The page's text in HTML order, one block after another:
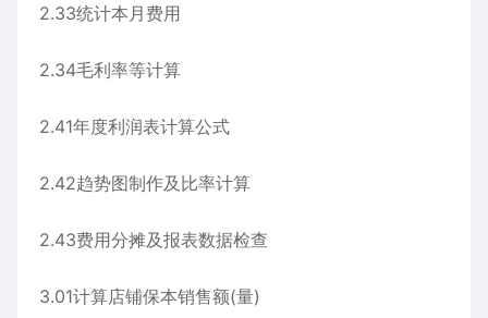
2.33统计本月费用
2.34毛利率等计算
2.41年度利润表计算公式
2.42趋势图制作及比率计算
2.43费用分摊及报表数据检查
3.01计算店铺保本销售额(量)